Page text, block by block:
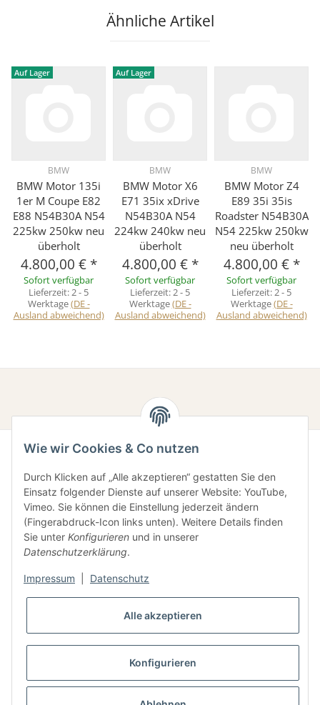
Ähnliche Artikel
Auf Lager
BMW
BMW Motor 135i
1er M Coupe E82
E88 N54B30A N54
225kw 250kw neu
überholt
4.800,00 € *
Sofort verfügbar
Lieferzeit:2 - 5
Werktage(DE -
Ausland abweichend)
Auf Lager
BMW
BMW Motor X6
E71 35ix xDrive
N54B30A N54
224kw 240kw neu
überholt
4.800,00 € *
Sofort verfügbar
Lieferzeit:2 - 5
Werktage(DE -
Ausland abweichend)
BMW
BMW Motor Z4
E89 35i 35is
Roadster N54B30A
N54 225kw 250kw
neu überholt
4.800,00 € *
Sofort verfügbar
Lieferzeit:2 - 5
Werktage(DE -
Ausland abweichend)
Gesetzliche Informationen
Informationen
* Alle Preise inkl. gesetzlicher USt., zzgl.
Wie wir Cookies & Co nutzen
Durch Klicken auf „Alle akzeptieren“ gestatten Sie den
Einsatz folgender Dienste auf unserer Website: YouTube,
Vimeo. Sie können die Einstellung jederzeit ändern
(Fingerabdruck-Icon links unten). Weitere Details finden
Sie unter Konfigurieren und in unserer
Datenschutzerklärung.
Impressum Datenschutz
Alle akzeptieren
Konfigurieren